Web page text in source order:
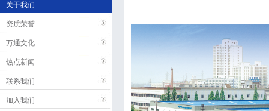
关于我们
资质荣誉
万通文化
热点新闻
联系我们
加入我们